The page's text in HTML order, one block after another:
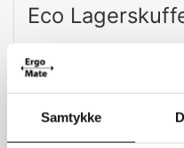
Samtykke
Eco
Her har du en
hjælpe dig med at
designet til at passe
opbevaringssystemer
skillerum, som kan